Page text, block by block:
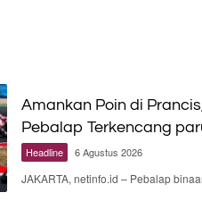
Amankan Poin di
Pebalap Terkencang
Headline 6 Agustus 2026
JAKARTA, netinfo.id – Pebalap